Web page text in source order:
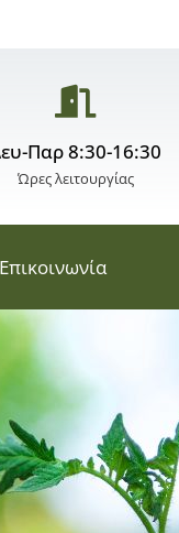
Παρ 8:30-16:30
Ώρες λειτουργίας
Επικοινωνία